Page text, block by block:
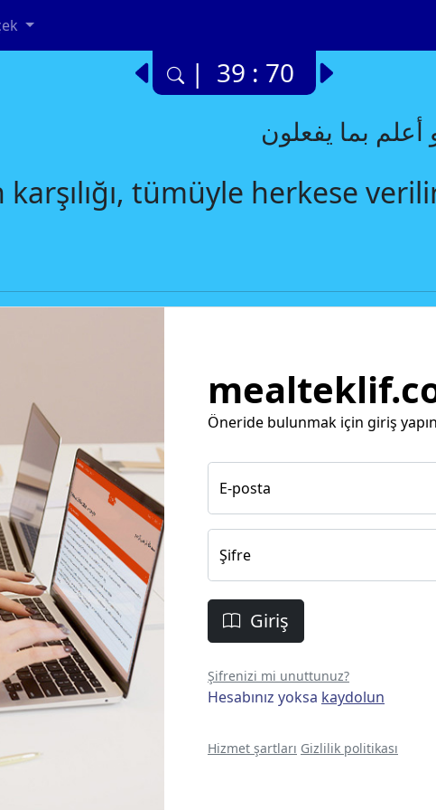
| 39 : 70
بما يفعلون
karşılığı, tümüyle herkese
Öneride bulunmak için giriş
E-posta
Şifre
Giriş
Şifrenizi mi unuttunuz?
Hesabınız yoksa kaydolun
Hizmet şartları Gizlilik politikası